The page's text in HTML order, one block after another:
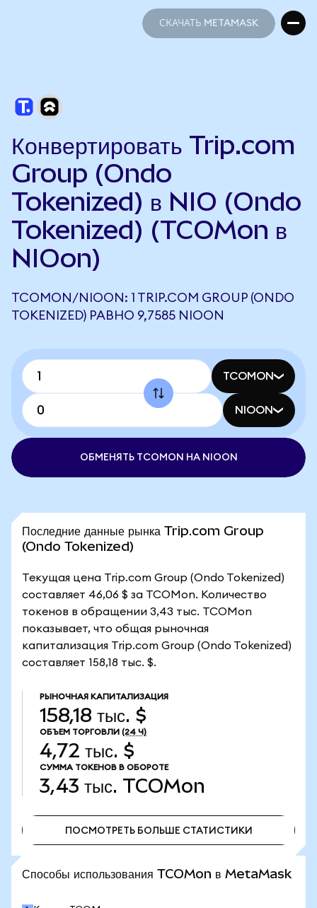
СКАЧАТЬ METAMASK
Конвертировать Trip.com
Group (Ondo
Tokenized) в NIO (Ondo
Tokenized) (TCOMon в
NIOon)
TCOMON/NIOON: 1 TRIP.COM GROUP (ONDO
TOKENIZED) РАВНО 9,7585 NIOON
TCOMON
NIOON
ОБМЕНЯТЬ TCOMON НА NIOON
Последние данные рынка Trip.com Group
(Ondo Tokenized)
Текущая цена Trip.com Group (Ondo Tokenized)
составляет 46,06 $ за TCOMon. Количество
токенов в обращении 3,43 тыс. TCOMon
показывает, что общая рыночная
капитализация Trip.com Group (Ondo Tokenized)
составляет 158,18 тыс. $.
РЫНОЧНАЯ КАПИТАЛИЗАЦИЯ
158,18 тыс. $
ОБЪЕМ ТОРГОВЛИ (24 Ч)
4,72 тыс. $
СУММА ТОКЕНОВ В ОБОРОТЕ
3,43 тыс. TCOMon
ПОСМОТРЕТЬ БОЛЬШЕ СТАТИСТИКИ
Способы использования TCOMon в MetaMask